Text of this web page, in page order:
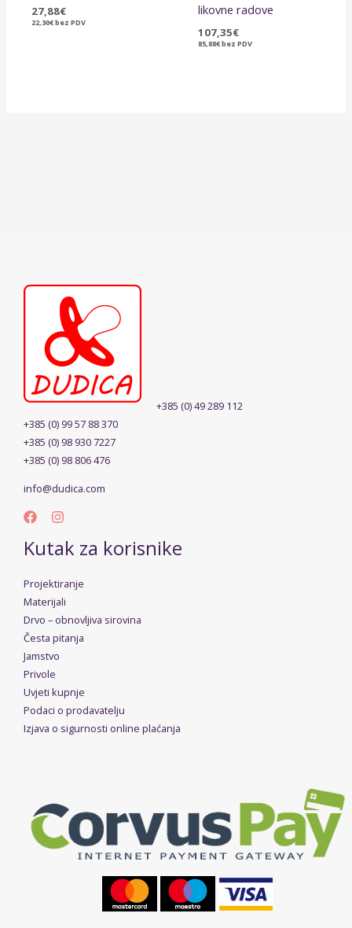
27,88€
22,30€bez PDV
likovne radove
107,35€
85,88€bez PDV
+385 (0) 49 289 112
+385 (0) 99 57 88 370
+385 (0) 98 930 7227
+385 (0) 98 806 476
info@dudica.com
Kutak za korisnike
Projektiranje
Materijali
Drvo – obnovljiva sirovina
Česta pitanja
Jamstvo
Privole
Uvjeti kupnje
Podaci o prodavatelju
Izjava o sigurnosti online plaćanja